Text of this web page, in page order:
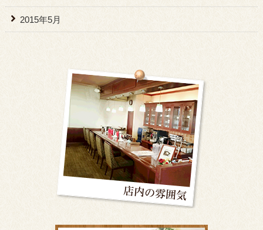
2015年5月